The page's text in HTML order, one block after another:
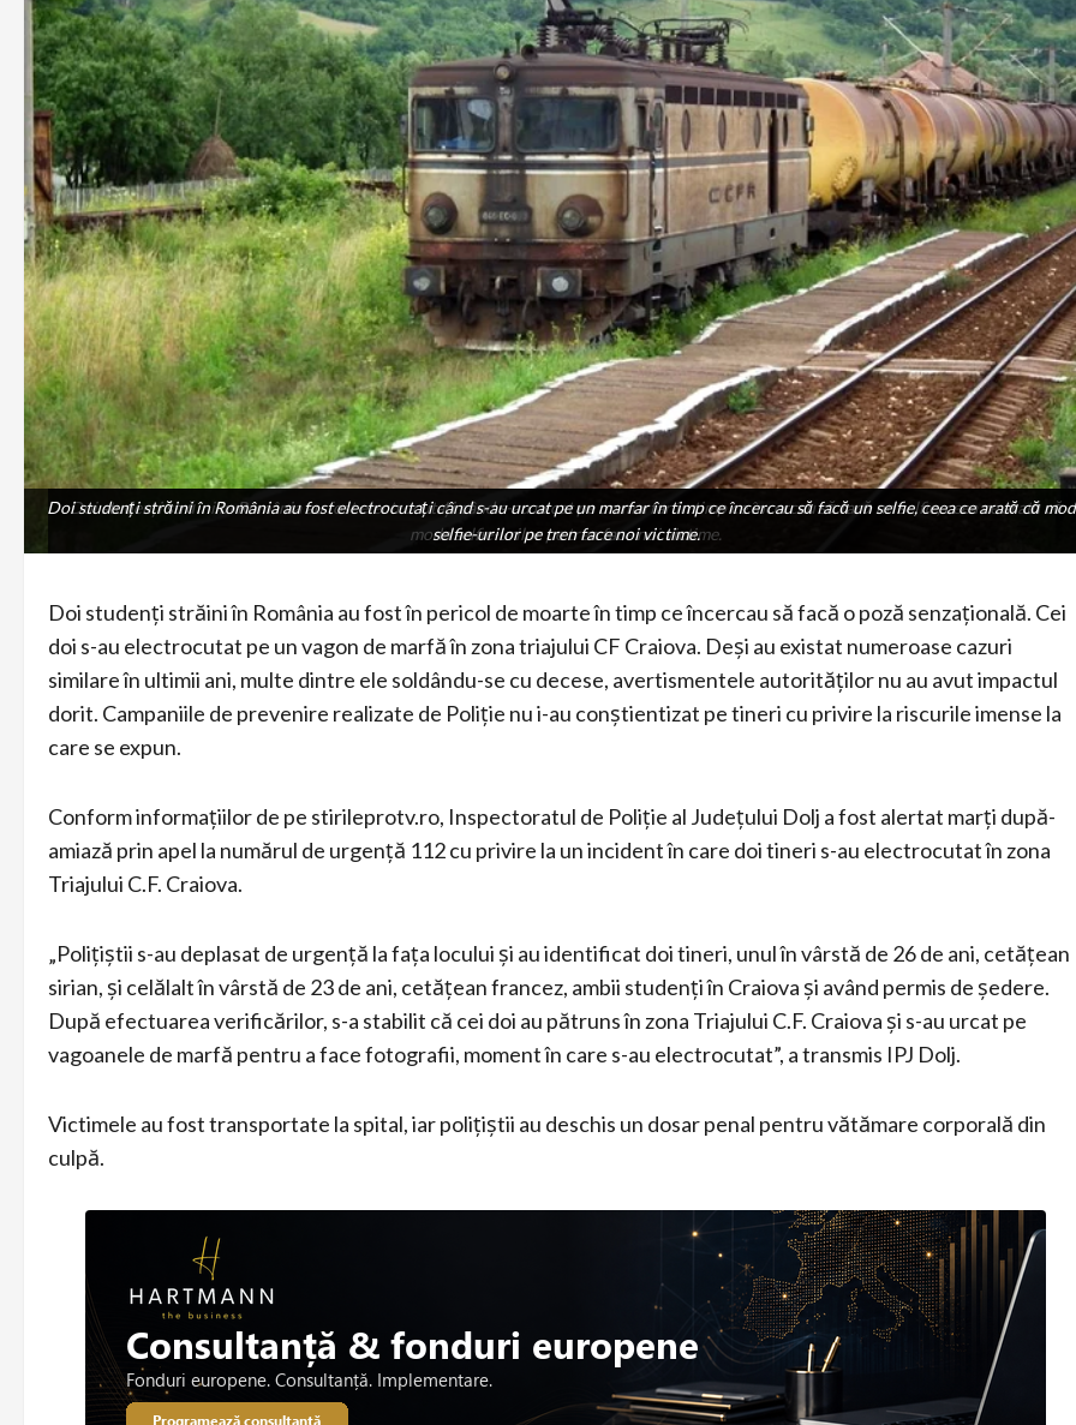
Doi studenți străini în România au fost electrocutați când s-au urcat pe un marfar în timp ce încercau să facă un selfie, ceea ce arată că
moda selfie-urilor pe tren face noi victime.
Doi studenți străini în România au fost electrocutați când s-au urcat pe un marfar în timp ce încercau să facă un selfie, ceea ce arată că
selfie-urilor pe tren face noi victime.
Doi studenți străini în România au fost în pericol de moarte în timp ce încercau să facă o poză senzațională. Cei
doi s-au electrocutat pe un vagon de marfă în zona triajului CF Craiova. Deși au existat numeroase cazuri
similare în ultimii ani, multe dintre ele soldându-se cu decese, avertismentele autorităților nu au avut impactul
dorit. Campaniile de prevenire realizate de Poliție nu i-au conștientizat pe tineri cu privire la riscurile imense la
care se expun.
Conform informațiilor de pe stirileprotv.ro, Inspectoratul de Poliţie al Judeţului Dolj a fost alertat marți după-
amiază prin apel la numărul de urgență 112 cu privire la un incident în care doi tineri s-au electrocutat în zona
Triajului C.F. Craiova.
„Polițiștii s-au deplasat de urgență la fața locului și au identificat doi tineri, unul în vârstă de 26 de ani, cetățean
sirian, și celălalt în vârstă de 23 de ani, cetățean francez, ambii studenți în Craiova și având permis de ședere.
După efectuarea verificărilor, s-a stabilit că cei doi au pătruns în zona Triajului C.F. Craiova și s-au urcat pe
vagoanele de marfă pentru a face fotografii, moment în care s-au electrocutat”, a transmis IPJ Dolj.
Victimele au fost transportate la spital, iar polițiștii au deschis un dosar penal pentru vătămare corporală din
culpă.